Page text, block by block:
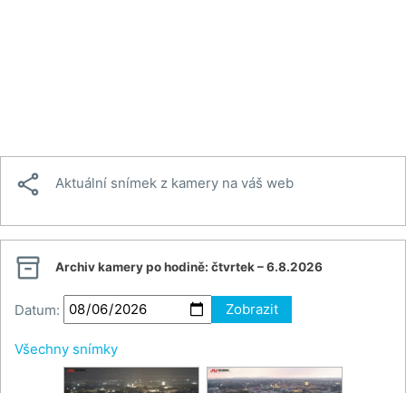
 Aktuální snímek z kamery na váš web
 Archiv kamery po hodině: čtvrtek – 6.8.2026
Datum: Zobrazit
Všechny snímky